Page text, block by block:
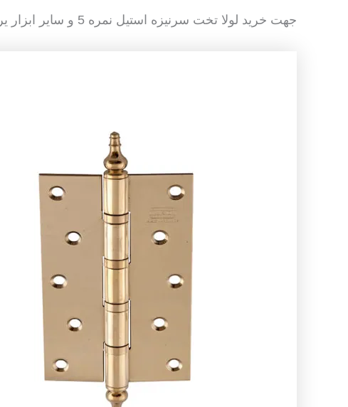
جهت خرید لولا تخت سرنیزه استیل نمره 5 و سایر ابزار یراق چوبی با واحد فروش در ارتباط باشید